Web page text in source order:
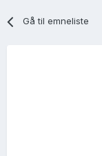
Gå til emneliste